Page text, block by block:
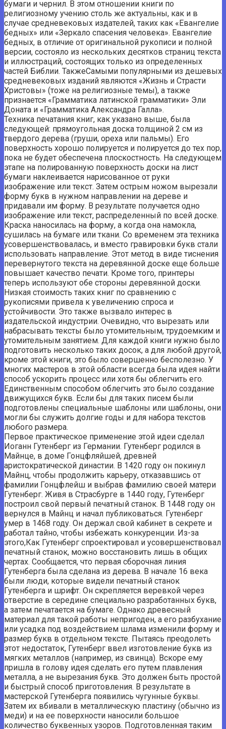
бумаги и чернил. В этом отношении книги по
религиозному учению столь же актуальны, как и в
случае средневековых издателей, таких как «Евангелие
бедных» или «Зеркало спасения человека». Евангелие
бедных, в отличие от оригинальной рукописи и полной
версии, состояло из нескольких десятков страниц текста
и иллюстраций, состоящих только из определенных
частей Библии. ТакжеСамыми популярными из дешевых
средневековых изданий являются «Жизнь и Страсти
Христовы» (тоже на религиозные темы), а также
признается «Грамматика латинской грамматики» Эли
Доната и «Грамматика Александра Галла».
Техника печатания книг, как указано выше, была
следующей: прямоугольная доска толщиной 2 см из
твердого дерева (груши, ореха или пальмы). Его
поверхность хорошо полируется и полируется до тех пор,
пока не будет обеспечена плоскостность. На следующем
этапе на полированную поверхность доски на лист
бумаги наклеивается нарисованное от руки
изображение или текст. Затем острым ножом вырезали
форму букв в нужном направлении на дереве и
придавали им форму. В результате получается одно
изображение или текст, распределенный по всей доске.
Краска наносилась на форму, а когда она намокла,
сушилась на бумаге или ткани. Со временем эта техника
усовершенствовалась, и вместо гравировки букв стали
использовать направление. Этот метод в виде тиснения
перевернутого текста на деревянной доске еще больше
повышает качество печати. Кроме того, принтеры
теперь используют обе стороны деревянной доски.
Низкая стоимость таких книг по сравнению с
рукописями привела к увеличению спроса и
устойчивости. Это также вызвало интерес в
издательской индустрии. Очевидно, что вырезать или
набрасывать тексты было утомительным, трудоемким и
утомительным занятием. Для каждой книги нужно было
подготовить несколько таких досок, а для любой другой,
кроме этой книги, это было совершенно бесполезно. У
многих мастеров в этой области всегда была идея найти
способ ускорить процесс или хотя бы облегчить его.
Единственным способом облегчить это было создание
движущихся букв. Если бы для таких писем были
подготовлены специальные шаблоны или шаблоны, они
могли бы служить долгие годы и для набора текстов
любого размера.
Первое практическое применение этой идеи сделал
Иоганн Гутенберг из Германии. Гутенберг родился в
Майнце, в доме Гонцфляйшей, древней
аристократической династии. В 1420 году он покинул
Майнц, чтобы продолжить карьеру, отказавшись от
фамилии Гонцфлейш и выбрав фамилию своей матери
Гутенберг. Живя в Страсбурге в 1440 году, Гутенберг
построил свой первый печатный станок. В 1448 году он
вернулся в Майнц и начал публиковаться. Гутенберг
умер в 1468 году. Он держал свой кабинет в секрете и
работал тайно, чтобы избежать конкуренции. Из-за
этого,Как Гутенберг спроектировал и усовершенствовал
печатный станок, можно восстановить лишь в общих
чертах. Сообщается, что первая сборочная линия
Гутенберга была сделана из дерева. В начале 16 века
были люди, которые видели печатный станок
Гутенберга и шрифт. Он скрепляется веревкой через
отверстие в середине специально разработанных букв,
а затем печатается на бумаге. Однако древесный
материал для такой работы непригоден, а его разбухание
или усадка под воздействием шлама изменили форму и
размер букв в отдельном тексте. Пытаясь преодолеть
этот недостаток, Гутенберг ввел изготовление букв из
мягких металлов (например, из свинца). Вскоре ему
пришла в голову идея сделать его путем плавления
металла, а не вырезания букв. Это должен быть простой
и быстрый способ приготовления. В результате в
мастерской Гутенберга появились чугунные буквы.
Затем их вбивали в металлическую пластину (обычно из
меди) и на ее поверхности наносили большое
количество буквенных узоров. Подготовленная таким